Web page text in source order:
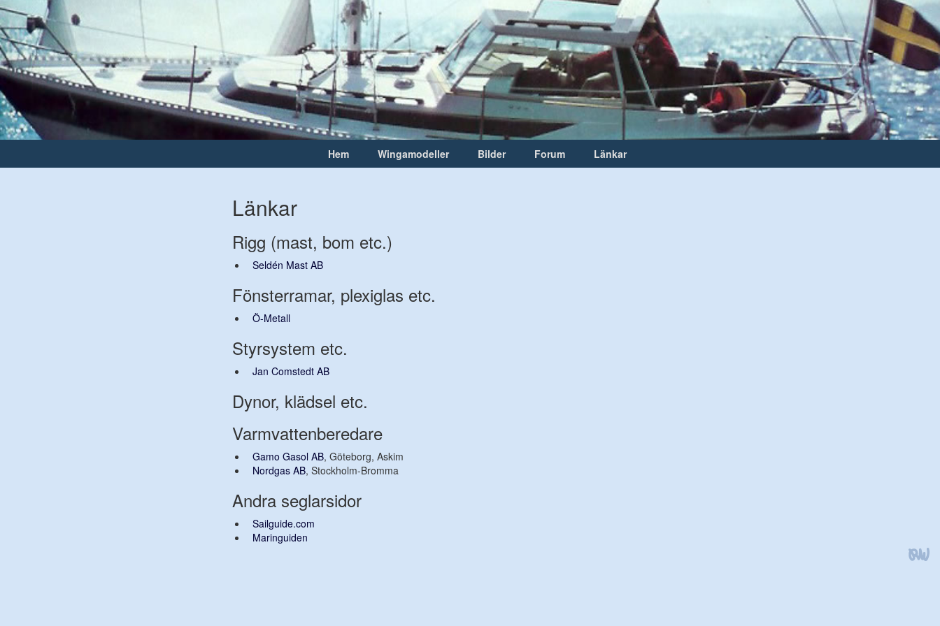
Hem Wingamodeller Bilder Forum Länkar
Länkar
Rigg (mast, bom etc.)
Seldén Mast AB
Fönsterramar, plexiglas etc.
Ö-Metall
Styrsystem etc.
Jan Comstedt AB
Dynor, klädsel etc.
Varmvattenberedare
Gamo Gasol AB, Göteborg, Askim
Nordgas AB, Stockholm-Bromma
Andra seglarsidor
Sailguide.com
Maringuiden